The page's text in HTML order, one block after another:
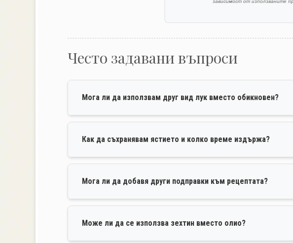
Често задавани въпроси
Мога ли да използвам друг вид лук вместо обикновен?
Как да съхранявам ястието и колко време издържа?
Мога ли да добавя други подправки към рецептата?
Може ли да се използва зехтин вместо олио?